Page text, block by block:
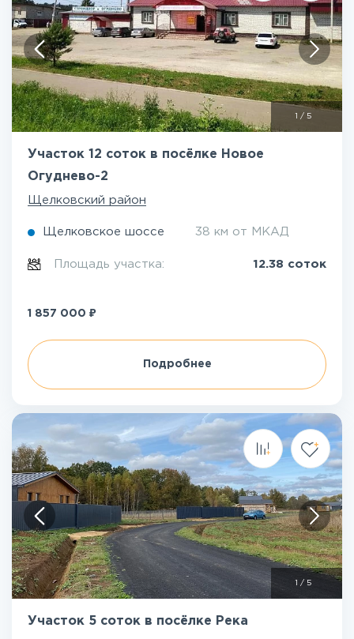
/ 5
Участок 12 соток в посёлке Новое
Огуднево-2
Щелковский район
Щелковское шоссе 38 км от МКАД
Площадь участка: 12.38 соток
1 857 000 ₽
Подробнее
/ 5
Участок 5 соток в посёлке Река